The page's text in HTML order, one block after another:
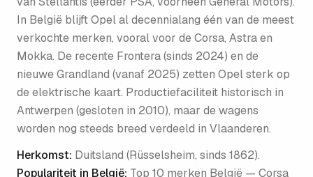
In België blijft Opel al decennialang één van de meest
verkochte merken, vooral voor de Corsa, Astra en
Mokka. De recente Frontera (sinds 2024) en de
nieuwe Grandland (vanaf 2025) zetten Opel sterk op
de elektrische kaart. Productiefaciliteit historisch in
Antwerpen (gesloten in 2010), maar de wagens
worden nog steeds breed verdeeld in Vlaanderen.
Herkomst: Duitsland (Rüsselsheim, sinds 1862).
Populariteit in België: Top 10 merken België — Corsa